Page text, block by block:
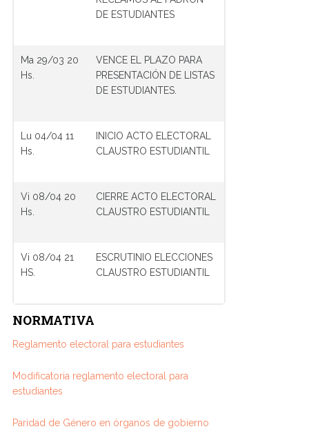
DE ESTUDIANTES
Ma 29/03 20
Hs.
VENCE EL PLAZO PARA
PRESENTACIÓN DE LISTAS
DE ESTUDIANTES.
Lu 04/04 11
Hs.
INICIO ACTO ELECTORAL
CLAUSTRO ESTUDIANTIL
Vi 08/04 20
Hs.
CIERRE ACTO ELECTORAL
CLAUSTRO ESTUDIANTIL
Vi 08/04 21
HS.
ESCRUTINIO ELECCIONES
CLAUSTRO ESTUDIANTIL
NORMATIVA
Reglamento electoral para estudiantes
Modificatoria reglamento electoral para
estudiantes
Paridad de Género en órganos de gobierno